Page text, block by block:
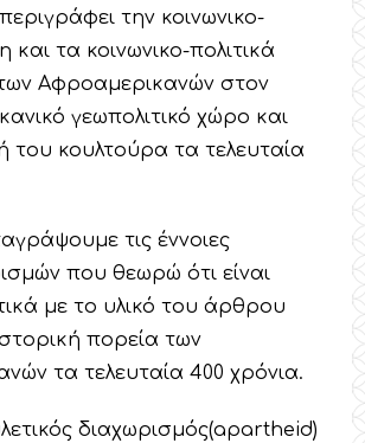
την κοινωνικο-
και τα κοινωνικο-πολιτικά
Αφροαμερικανών στον
γεωπολιτικό χώρο και
του κουλτούρα τα τελευταία
τις έννοιες
που θεωρώ ότι είναι
με το υλικό του άρθρου
πορεία των
τα τελευταία 400 χρόνια.
διαχωρισμός(apartheid)